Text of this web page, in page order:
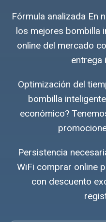
Fórmula analizada En
los mejores bombilla
online del mercado
entrega
Optimización del
bombilla
económico?
Persistencia
WiFi comprar online
con descuento